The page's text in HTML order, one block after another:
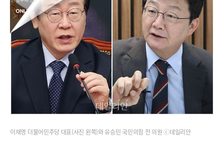
이재명 더불어민주당 대표(사진 왼쪽)와 유승민 국민의힘 전 의원 ⓒ데일리안